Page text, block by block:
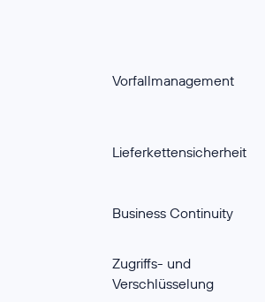
Vorfallmanagement
Lieferkettensicherheit
Business Continuity
Zugriffs- und
Verschlüsselung